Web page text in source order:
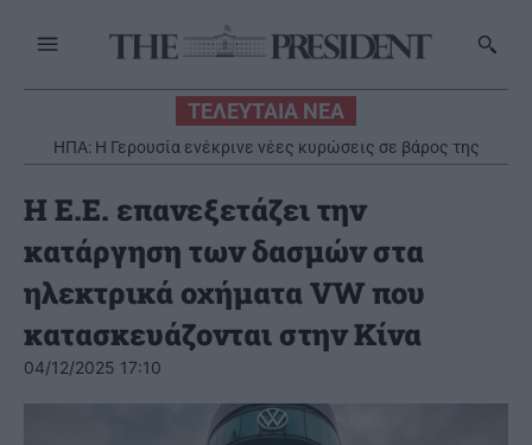
ΤΕΛΕΥΤΑΙΑ ΝΕΑ
ΗΠΑ: Η Γερουσία ενέκρινε νέες κυρώσεις σε βάρος της
Ρωσίας
Η Ε.Ε. επανεξετάζει την
κατάργηση των δασμών στα
ηλεκτρικά οχήματα VW που
κατασκευάζονται στην Κίνα
04/12/2025 17:10